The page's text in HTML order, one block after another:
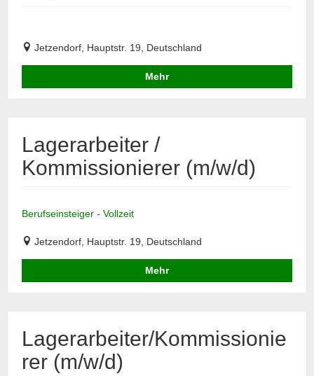
Jetzendorf, Hauptstr. 19, Deutschland
Mehr
Lagerarbeiter /
Kommissionierer (m/w/d)
Berufseinsteiger - Vollzeit
Jetzendorf, Hauptstr. 19, Deutschland
Mehr
Lagerarbeiter/Kommissionie
rer (m/w/d)